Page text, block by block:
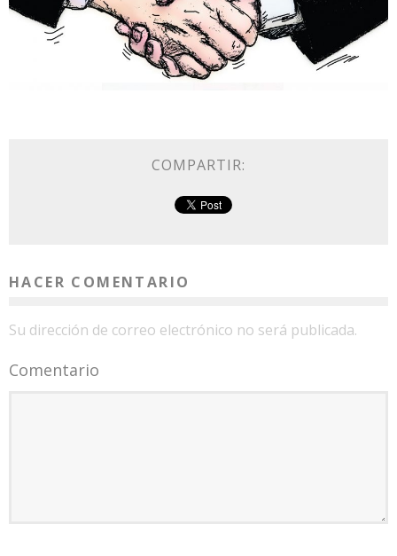
COMPARTIR:
HACER COMENTARIO
Su dirección de correo electrónico no será publicada.
Comentario